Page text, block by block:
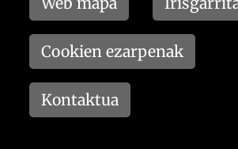
Cookien ezarpenak
Kontaktua